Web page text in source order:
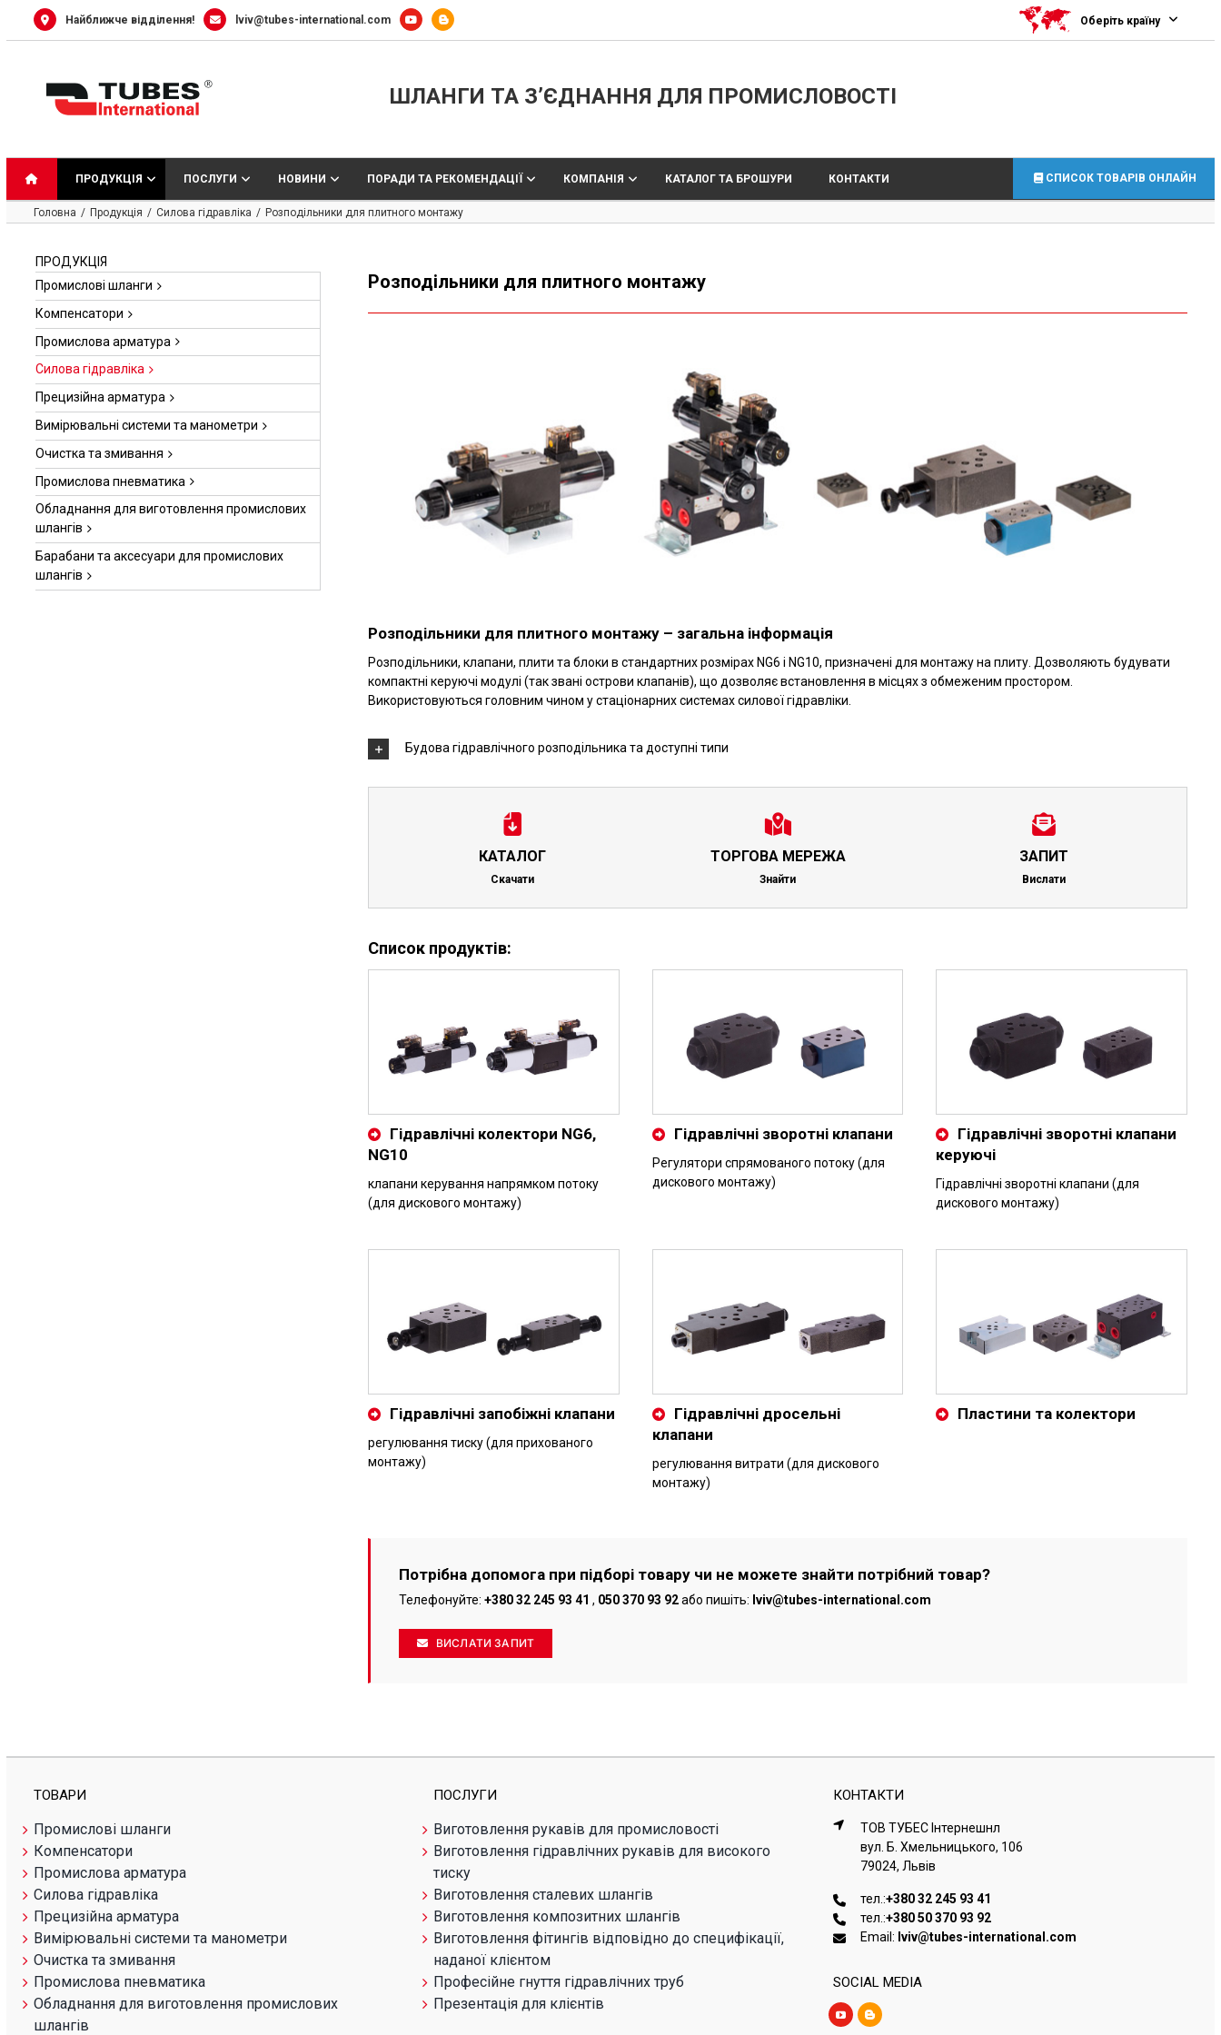
Найближче відділення! lviv@tubes-international.com Оберіть країну
ШЛАНГИ ТА З’ЄДНАННЯ ДЛЯ ПРОМИСЛОВОСТІ
ПРОДУКЦІЯ ПОСЛУГИ НОВИНИ ПОРАДИ ТА РЕКОМЕНДАЦІЇ КОМПАНІЯ КАТАЛОГ ТА БРОШУРИ КОНТАКТИ СПИСОК ТОВАРІВ ОНЛАЙН
Головна Продукція Силова гідравліка Розподільники для плитного монтажу
Розподільники для плитного монтажу
Розподільники для плитного монтажу – загальна інформація
Розподільники, клапани, плити та блоки в стандартних розмірах NG6 і NG10, призначені для монтажу на плиту. Дозволяють будувати
компактні керуючі модулі (так звані острови клапанів), що дозволяє встановлення в місцях з обмеженим простором.
Використовуються головним чином у стаціонарних системах силової гідравліки.
Будова гідравлічного розподільника та доступні типи
КАТАЛОГ
Скачати
ТОРГОВА МЕРЕЖА
Знайти
ЗАПИТ
Вислати
Список продуктів:
Гідравлічні колектори NG6,
NG10
клапани керування напрямком потоку
(для дискового монтажу)
Гідравлічні зворотні клапани
Регулятори спрямованого потоку (для
дискового монтажу)
Гідравлічні зворотні клапани
керуючі
Гідравлічні зворотні клапани (для
дискового монтажу)
Гідравлічні запобіжні клапани
регулювання тиску (для прихованого
монтажу)
Гідравлічні дросельні
клапани
регулювання витрати (для дискового
монтажу)
Пластини та колектори
Потрібна допомога при підборі товару чи не можете знайти потрібний товар?
Телефонуйте:+380 32 245 93 41 , 050 370 93 92або пишіть: lviv@tubes-international.com
ВИСЛАТИ ЗАПИТ
ПРОДУКЦІЯ
Промислові шланги
Компенсатори
Промислова арматура
Силова гідравліка
Прецизійна арматура
Вимірювальні системи та манометри
Очистка та змивання
Промислова пневматика
Обладнання для виготовлення промислових
шлангів
Барабани та аксесуари для промислових
шлангів
ТОВАРИ ПОСЛУГИ КОНТАКТИ
Промислові шланги
Компенсатори
Промислова арматура
Силова гідравліка
Прецизійна арматура
Вимірювальні системи та манометри
Очистка та змивання
Промислова пневматика
Обладнання для виготовлення промислових
шлангів
Виготовлення рукавів для промисловості
Виготовлення гідравлічних рукавів для високого
тиску
Виготовлення сталевих шлангів
Виготовлення композитних шлангів
Виготовлення фітингів відповідно до специфікації,
наданої клієнтом
Професійне гнуття гідравлічних труб
Презентація для клієнтів
ТОВ ТУБЕС Iнтернешнл
вул. Б. Хмельницького, 106
79024, Львiв
тел.:+380 32 245 93 41
тел.:+380 50 370 93 92
Email: lviv@tubes-international.com
SOCIAL MEDIA